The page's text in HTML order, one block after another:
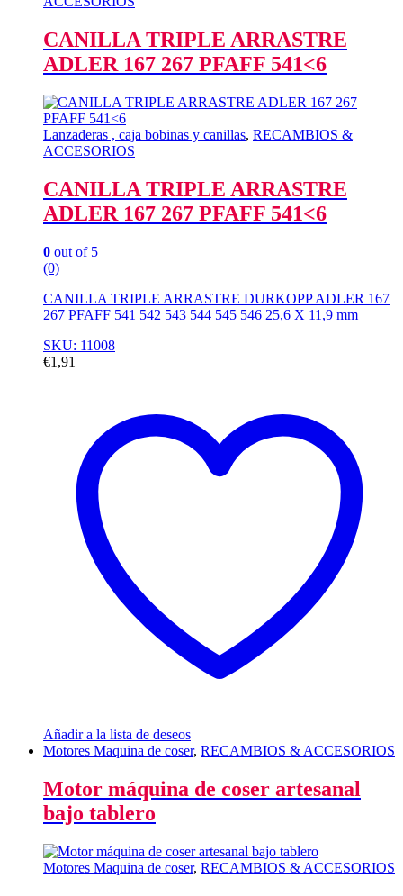
CANILLA TRIPLE ARRASTRE
ADLER 167 267 PFAFF 541<6
Lanzaderas , caja bobinas y canillas, RECAMBIOS &
ACCESORIOS
CANILLA TRIPLE ARRASTRE
ADLER 167 267 PFAFF 541<6
0 out of 5
(0)
CANILLA TRIPLE ARRASTRE DURKOPP ADLER 167
267 PFAFF 541 542 543 544 545 546 25,6 X 11,9 mm
SKU: 11008
€1,91
Añadir a la lista de deseos
Motores Maquina de coser, RECAMBIOS & ACCESORIOS
Motor máquina de coser artesanal
bajo tablero
Motores Maquina de coser, RECAMBIOS & ACCESORIOS